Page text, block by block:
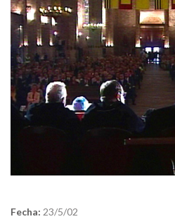
Fecha: 23/5/02